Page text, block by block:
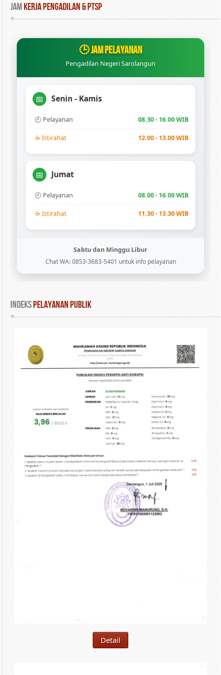
Jam Kerja Pengadilan & PTSP
🕒 JAM PELAYANAN
Pengadilan Negeri Sarolangun
📅 Senin - Kamis
🕘 Pelayanan 08.30 - 16.00 WIB
☕ Istirahat 12.00 - 13.00 WIB
📅 Jumat
🕘 Pelayanan 08.00 - 16.00 WIB
☕ Istirahat 11.30 - 13.30 WIB
Sabtu dan Minggu Libur
Chat WA: 0853-3683-5401 untuk info pelayanan
INDEKS PELAYANAN PUBLIK
Detail